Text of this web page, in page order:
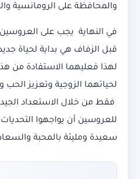
والمحافظة على الرومانسية
في النهاية يجب على العروسين
قبل الزفاف هي بداية لحياة
لهذا فعليهما الاستفادة من
لحياتهما الزوجية وتعزيز الحب
فقط من خلال الاستعداد
للعروسين أن يواجهوا
سعيدة ومليئة بالمحبة